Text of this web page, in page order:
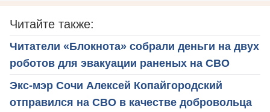
Читайте также:
Читатели «Блокнота» собрали деньги на двух
роботов для эвакуации раненых на СВО
Экс-мэр Сочи Алексей Копайгородский
отправился на СВО в качестве добровольца